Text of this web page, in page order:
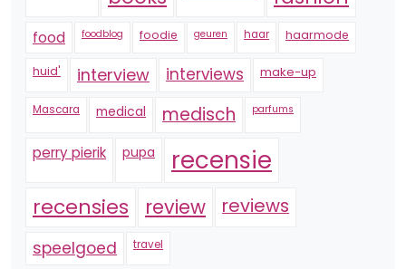
food foodblog foodie geuren haar haarmode
huid' interview interviews make-up
Mascara medical medisch parfums
perry pierik pupa recensie
recensies review reviews
speelgoed travel